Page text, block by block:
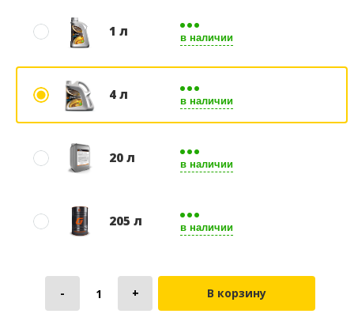
1 л в наличии
4 л в наличии
20 л в наличии
205 л в наличии
В корзину